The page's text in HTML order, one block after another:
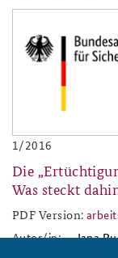
1/2016
Die
Was steckt
PDF Version:
Autor/in:
Jana